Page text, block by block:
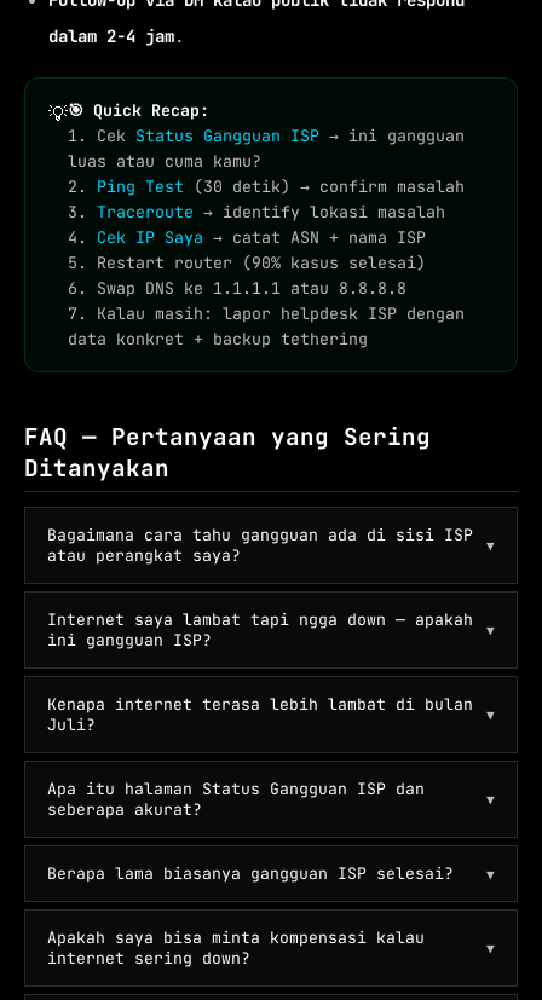
dalam 2-4 jam.
💡🎯 Quick Recap:
1. Cek Status Gangguan ISP → ini gangguan
luas atau cuma kamu?
2. Ping Test (30 detik) → confirm masalah
3.Traceroute → identify lokasi masalah
4. Cek IP Saya → catat ASN + nama ISP
5. Restart router (90% kasus selesai)
6. Swap DNS ke 1.1.1.1 atau 8.8.8.8
7. Kalau masih: lapor helpdesk ISP dengan
data konkret + backup tethering
FAQ — Pertanyaan yang Sering
Ditanyakan
Bagaimana cara tahu gangguan ada di sisi ISP
atau perangkat saya?
▼
Internet saya lambat tapi ngga down — apakah
ini gangguan ISP?
▼
Kenapa internet terasa lebih lambat di bulan
Juli?
▼
Apa itu halaman Status Gangguan ISP dan
seberapa akurat?
▼
Berapa lama biasanya gangguan ISP selesai? ▼
Apakah saya bisa minta kompensasi kalau
internet sering down?
▼